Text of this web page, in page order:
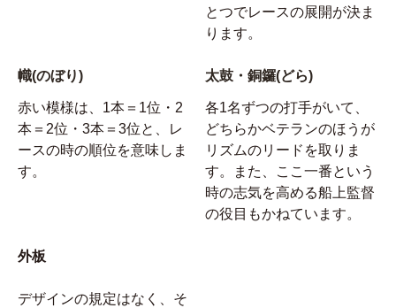
とつでレースの展開が決ま
ります。
幟(のぼり)
赤い模様は、1本＝1位・2
本＝2位・3本＝3位と、レ
ースの時の順位を意味しま
す。
外板
デザインの規定はなく、そ
太鼓・銅鑼(どら)
各1名ずつの打手がいて、
どちらかベテランのほうが
リズムのリードを取りま
す。また、ここ一番という
時の志気を高める船上監督
の役目もかねています。